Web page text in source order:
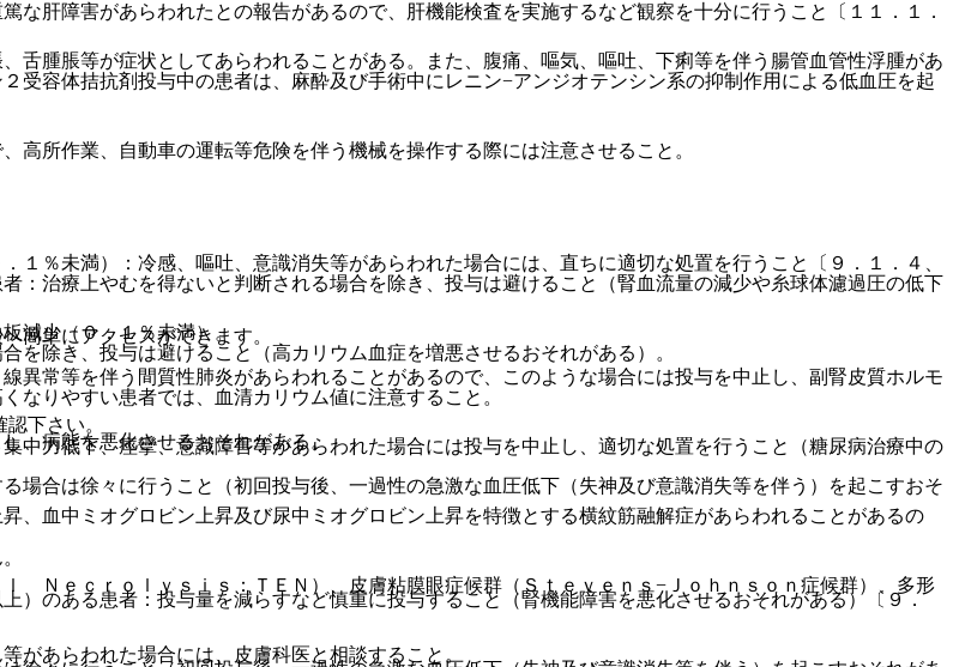
肝障害があらわれたとの報告があるので、肝機能検査を実施するなど観察を十分に行うこと〔１１．１．
容体拮抗剤投与中の患者は、麻酔及び手術中にレニン−アンジオテンシン系の抑制作用による低血圧を起
所作業、自動車の運転等危険を伴う機械を操作する際には注意させること。
治療上やむを得ないと判断される場合を除き、投与は避けること（腎血流量の減少や糸球体濾過圧の低下
除き、投与は避けること（高カリウム血症を増悪させるおそれがある）。
なりやすい患者では、血清カリウム値に注意すること。
、病態を悪化させるおそれがある。
合は徐々に行うこと（初回投与後、一過性の急激な血圧低下（失神及び意識消失等を伴う）を起こすおそ
のある患者：投与量を減らすなど慎重に投与すること（腎機能障害を悪化させるおそれがある）〔９．
腫脹等が症状としてあらわれることがある。また、腹痛、嘔気、嘔吐、下痢等を伴う腸管血管性浮腫があ
％未満）：冷感、嘔吐、意識消失等があらわれた場合には、直ちに適切な処置を行うこと〔９．１．４、
減少（０．１％未満）。
常等を伴う間質性肺炎があらわれることがあるので、このような場合には投与を中止し、副腎皮質ホルモ
力低下、痙攣、意識障害等があらわれた場合には投与を中止し、適切な処置を行うこと（糖尿病治療中の
血中ミオグロビン上昇及び尿中ミオグロビン上昇を特徴とする横紋筋融解症があらわれることがあるの
Ｎｅｃｒｏｌｙｓｉｓ：ＴＥＮ）、皮膚粘膜眼症候群（Ｓｔｅｖｅｎｓ−Ｊｏｈｎｓｏｎ症候群）、多形
あらわれた場合には、皮膚科医と相談すること。
簡単にアクセスができます。
下さい。